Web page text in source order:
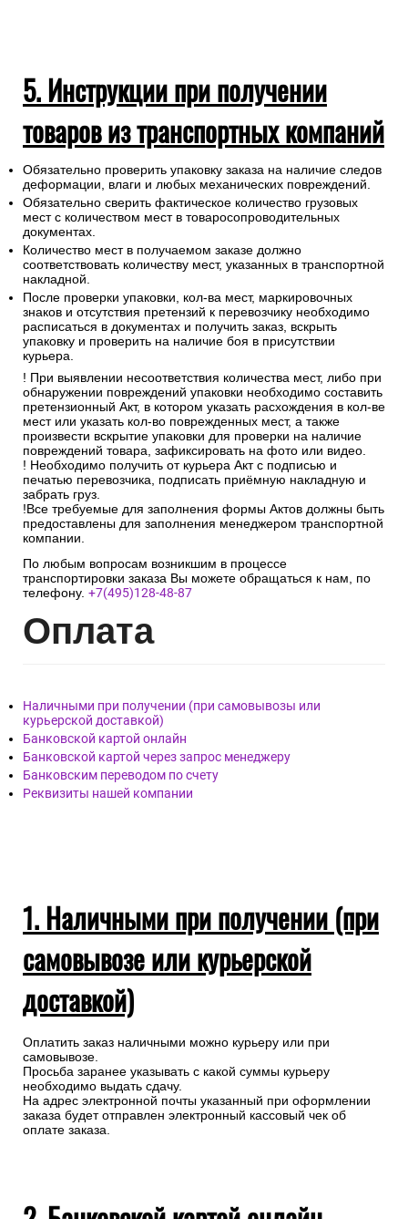
5. Инструкции при получении
товаров из транспортных компаний
Обязательно проверить упаковку заказа на наличие следов
деформации, влаги и любых механических повреждений.
Обязательно сверить фактическое количество грузовых
мест с количеством мест в товаросопроводительных
документах.
Количество мест в получаемом заказе должно
соответствовать количеству мест, указанных в транспортной
накладной.
После проверки упаковки, кол-ва мест, маркировочных
знаков и отсутствия претензий к перевозчику необходимо
расписаться в документах и получить заказ, вскрыть
упаковку и проверить на наличие боя в присутствии
курьера.
! При выявлении несоответствия количества мест, либо при
обнаружении повреждений упаковки необходимо составить
претензионный Акт, в котором указать расхождения в кол-ве
мест или указать кол-во поврежденных мест, а также
произвести вскрытие упаковки для проверки на наличие
повреждений товара, зафиксировать на фото или видео.
! Необходимо получить от курьера Акт с подписью и
печатью перевозчика, подписать приёмную накладную и
забрать груз.
!Все требуемые для заполнения формы Актов должны быть
предоставлены для заполнения менеджером транспортной
компании.
По любым вопросам возникшим в процессе
транспортировки заказа Вы можете обращаться к нам, по
телефону. +7(495)128-48-87
Оплата
Наличными при получении (при самовывозы или
курьерской доставкой)
Банковской картой онлайн
Банковской картой через запрос менеджеру
Банковским переводом по счету
Реквизиты нашей компании
1. Наличными при получении (при
самовывозе или курьерской
доставкой)
Оплатить заказ наличными можно курьеру или при
самовывозе.
Просьба заранее указывать с какой суммы курьеру
необходимо выдать сдачу.
На адрес электронной почты указанный при оформлении
заказа будет отправлен электронный кассовый чек об
оплате заказа.